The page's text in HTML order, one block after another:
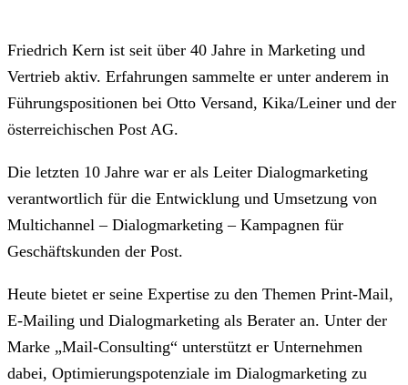
Friedrich Kern ist seit über 40 Jahre in Marketing und
Vertrieb aktiv. Erfahrungen sammelte er unter anderem in
Führungspositionen bei Otto Versand, Kika/Leiner und der
österreichischen Post AG.
Die letzten 10 Jahre war er als Leiter Dialogmarketing
verantwortlich für die Entwicklung und Umsetzung von
Multichannel – Dialogmarketing – Kampagnen für
Geschäftskunden der Post.
Heute bietet er seine Expertise zu den Themen Print-Mail,
E-Mailing und Dialogmarketing als Berater an. Unter der
Marke „Mail-Consulting“ unterstützt er Unternehmen
dabei, Optimierungspotenziale im Dialogmarketing zu